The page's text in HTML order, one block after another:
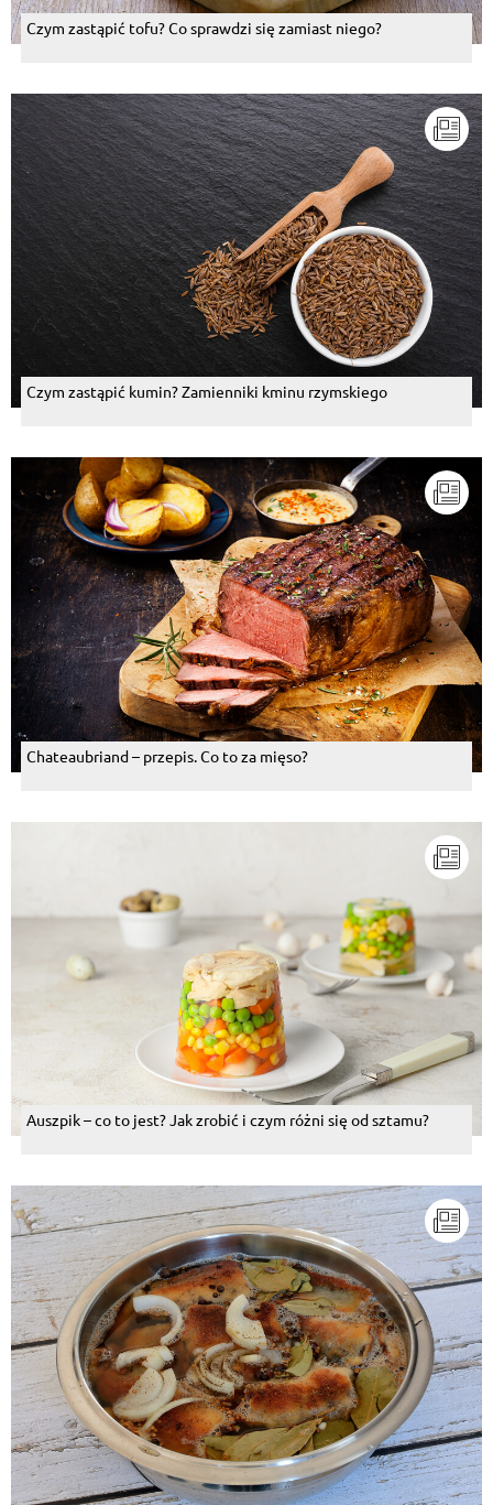
Czym zastąpić tofu? Co sprawdzi się zamiast niego?
Czym zastąpić kumin? Zamienniki kminu rzymskiego
Chateaubriand – przepis. Co to za mięso?
Auszpik – co to jest? Jak zrobić i czym różni się od sztamu?